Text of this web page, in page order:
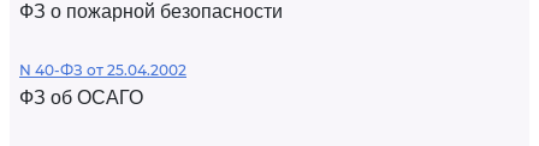
ФЗ о пожарной безопасности
N 40-ФЗ от 25.04.2002
ФЗ об ОСАГО